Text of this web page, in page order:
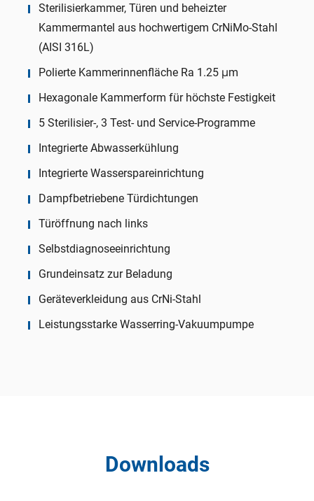
Sterilisierkammer, Türen und beheizter
Kammermantel aus hochwertigem CrNiMo-Stahl
(AISI 316L)
Polierte Kammerinnenfläche Ra 1.25 μm
Hexagonale Kammerform für höchste Festigkeit
5 Sterilisier-, 3 Test- und Service-Programme
Integrierte Abwasserkühlung
Integrierte Wasserspareinrichtung
Dampfbetriebene Türdichtungen
Türöffnung nach links
Selbstdiagnoseeinrichtung
Grundeinsatz zur Beladung
Geräteverkleidung aus CrNi-Stahl
Leistungsstarke Wasserring-Vakuumpumpe
Downloads